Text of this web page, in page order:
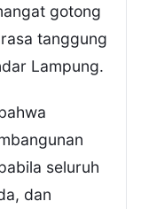
gotong
tanggung
Lampung.
seluruh
dan